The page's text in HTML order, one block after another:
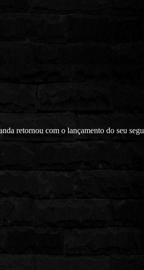
retornou com o lançamento do seu